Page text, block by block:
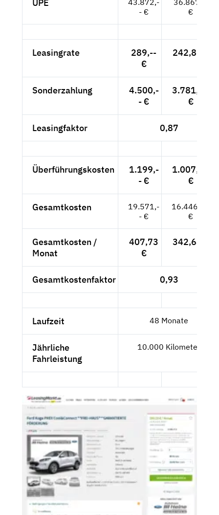
UPE
- €
€
Leasingrate
289,--
€
242,86 €
Sonderzahlung
4.500,-
- €
3.781,51
€
Leasingfaktor 0,87
Überführungskosten
1.199,-
- €
1.007,56
€
Gesamtkosten
19.571,-
- €
16.446,22
€
Gesamtkosten /
Monat
407,73
€
342,63 €
Gesamtkostenfaktor 0,93
Laufzeit 48 Monate
Jährliche
Fahrleistung
10.000 Kilometer